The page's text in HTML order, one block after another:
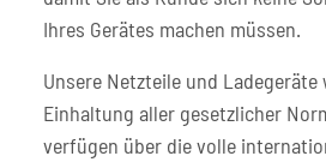
Ihres Gerätes machen müssen.
Unsere Netzteile und
Einhaltung aller gesetzlicher
verfügen über die volle